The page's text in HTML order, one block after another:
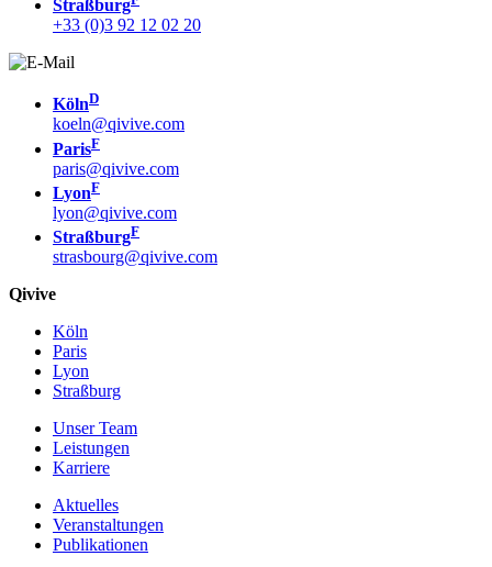
Straßburg
+33 (0)3 92 12 02 20
KölnD
koeln@qivive.com
ParisF
paris@qivive.com
LyonF
lyon@qivive.com
StraßburgF
strasbourg@qivive.com
Qivive
Köln
Paris
Lyon
Straßburg
Unser Team
Leistungen
Karriere
Aktuelles
Veranstaltungen
Publikationen